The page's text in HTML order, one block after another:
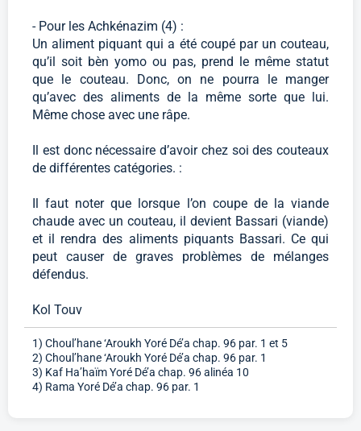
- Pour les Achkénazim (4) :
Un aliment piquant qui a été coupé par un couteau,
qu’il soit bèn yomo ou pas, prend le même statut
que le couteau. Donc, on ne pourra le manger
qu’avec des aliments de la même sorte que lui.
Même chose avec une râpe.
Il est donc nécessaire d’avoir chez soi des couteaux
de différentes catégories. :
Il faut noter que lorsque l’on coupe de la viande
chaude avec un couteau, il devient Bassari (viande)
et il rendra des aliments piquants Bassari. Ce qui
peut causer de graves problèmes de mélanges
défendus.
Kol Touv
1) Choul’hane ‘Aroukh Yoré Dé’a chap. 96 par. 1 et 5
2) Choul’hane ‘Aroukh Yoré Dé’a chap. 96 par. 1
3) Kaf Ha’haïm Yoré Dé’a chap. 96 alinéa 10
4) Rama Yoré Dé’a chap. 96 par. 1